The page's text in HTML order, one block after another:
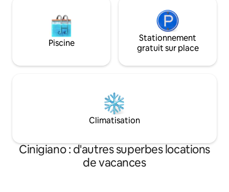
Piscine
Stationnement
gratuit sur place
Climatisation
Cinigiano : d'autres superbes locations
de vacances